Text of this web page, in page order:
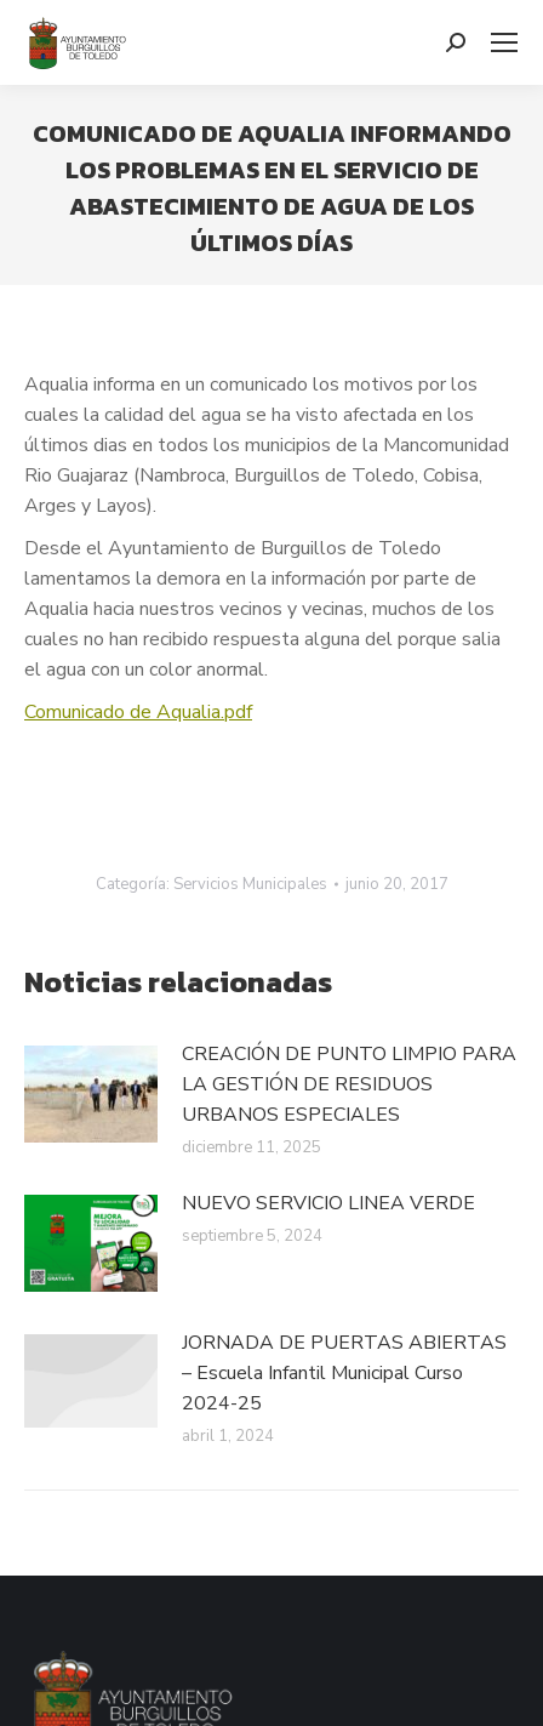
contenido
Search:
COMUNICADO DE AQUALIA INFORMANDO
LOS PROBLEMAS EN EL SERVICIO DE
ABASTECIMIENTO DE AGUA DE LOS
ÚLTIMOS DÍAS
Aqualia informa en un comunicado los motivos por los
cuales la calidad del agua se ha visto afectada en los
últimos dias en todos los municipios de la Mancomunidad
Rio Guajaraz (Nambroca, Burguillos de Toledo, Cobisa,
Arges y Layos).
Desde el Ayuntamiento de Burguillos de Toledo
lamentamos la demora en la información por parte de
Aqualia hacia nuestros vecinos y vecinas, muchos de los
cuales no han recibido respuesta alguna del porque salia
el agua con un color anormal.
Comunicado de Aqualia.pdf
Categoría: Servicios Municipales junio 20, 2017
Noticias relacionadas
CREACIÓN DE PUNTO LIMPIO PARA
LA GESTIÓN DE RESIDUOS
URBANOS ESPECIALES
diciembre 11, 2025
NUEVO SERVICIO LINEA VERDE
septiembre 5, 2024
JORNADA DE PUERTAS ABIERTAS
– Escuela Infantil Municipal Curso
2024-25
abril 1, 2024